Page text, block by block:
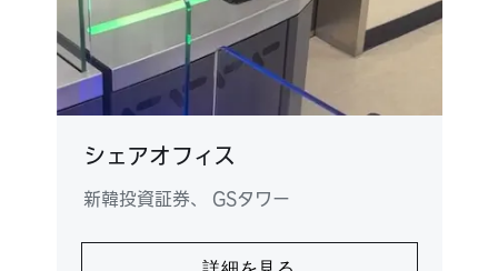
シェアオフィス
新韓投資証券、 GSタワー